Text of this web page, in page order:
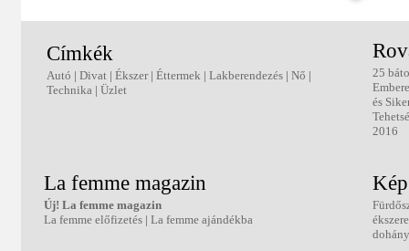
Címkék
Autó | Divat | Ékszer| Éttermek | Lakberendezés | Nő |
Technika | Üzlet
25
és
2016
La femme magazin
Új! La femme magazin
La femme előfizetés | La femme ajándékba